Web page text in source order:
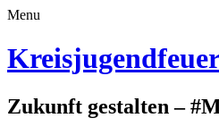
Menu
Zukunft gestalten –